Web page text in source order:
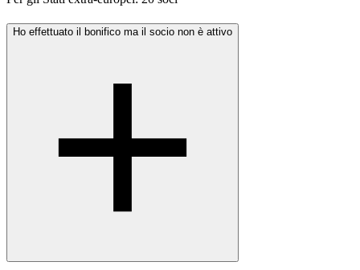
Ho effettuato il bonifico ma il socio non è attivo